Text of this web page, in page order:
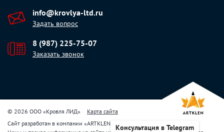
info@krovlya-ltd.ru
Задать вопрос
8 (987) 225-75-07
Заказать звонок
© 2026 ООО «Кровля ЛИД»
Карта сайта
Сайт разработан в компании «ARTKLEN Консультация в Telegram